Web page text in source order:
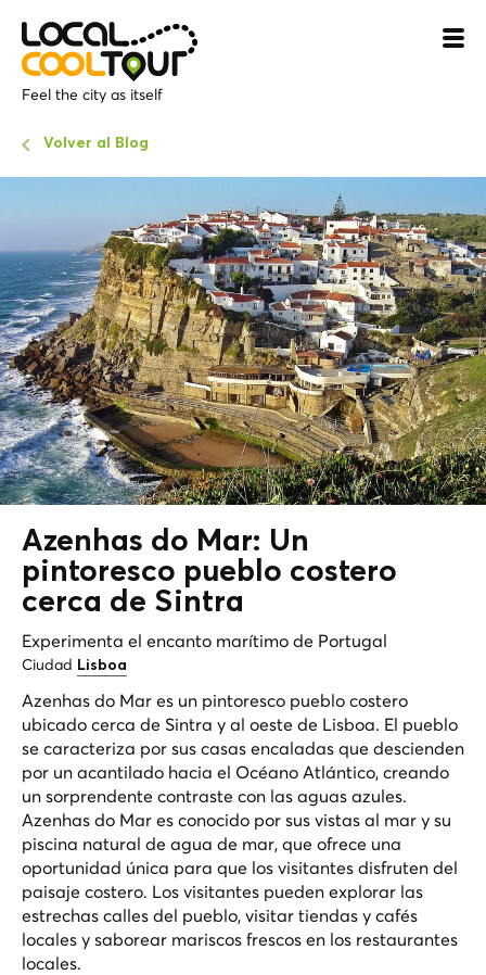
Feel the city as itself
Volver al Blog
Azenhas do Mar: Un
pintoresco pueblo costero
cerca de Sintra
Experimenta el encanto marítimo de Portugal
Ciudad Lisboa
Azenhas do Mar es un pintoresco pueblo costero
ubicado cerca de Sintra y al oeste de Lisboa. El pueblo
se caracteriza por sus casas encaladas que descienden
por un acantilado hacia el Océano Atlántico, creando
un sorprendente contraste con las aguas azules.
Azenhas do Mar es conocido por sus vistas al mar y su
piscina natural de agua de mar, que ofrece una
oportunidad única para que los visitantes disfruten del
paisaje costero. Los visitantes pueden explorar las
estrechas calles del pueblo, visitar tiendas y cafés
locales y saborear mariscos frescos en los restaurantes
locales.